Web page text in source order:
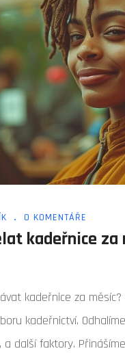
0 KOMENTÁŘE
kadeřnice za
kadeřnice za
kadeřnictví.
další faktory.